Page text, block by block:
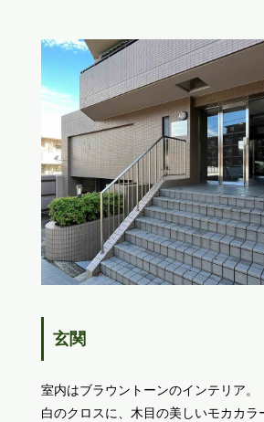
玄関
室内はブラウントーンのインテリア。
白のクロスに、木目の美しいモカカラ